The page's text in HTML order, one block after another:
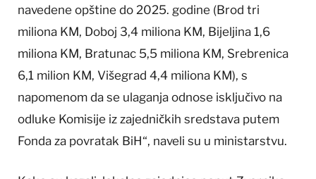
navedene opštine do 2025. godine (Brod tri
miliona KM, Doboj 3,4 miliona KM, Bijeljina 1,6
miliona KM, Bratunac 5,5 miliona KM, Srebrenica
6,1 milion KM, Višegrad 4,4 miliona KM), s
napomenom da se ulaganja odnose isključivo na
odluke Komisije iz zajedničkih sredstava putem
Fonda za povratak BiH“, naveli su u ministarstvu.